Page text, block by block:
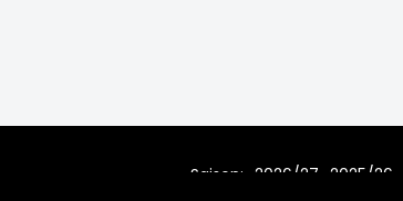
Saison: 2026/27 2025/26